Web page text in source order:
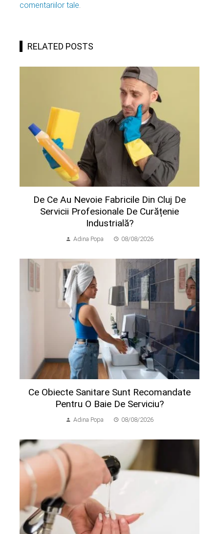
comentariilor tale.
RELATED POSTS
De Ce Au Nevoie Fabricile Din Cluj De
Servicii Profesionale De Curățenie
Industrială?
Adina Popa 08/08/2026
Ce Obiecte Sanitare Sunt Recomandate
Pentru O Baie De Serviciu?
Adina Popa 08/08/2026